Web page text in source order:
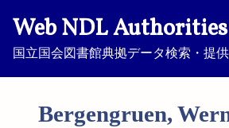
Web NDL Authorities
国立国会図書館典拠データ検索・提
Bergengruen,